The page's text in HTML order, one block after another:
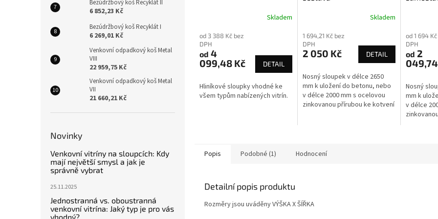
Bezúdržbový koš Recyklát II
6 852,23 Kč
Bezúdržbový koš Recyklát I
6 269,01 Kč
Venkovní odpadkový koš Metal
VIII
22 959,75 Kč
Venkovní odpadkový koš Metal
VII
21 660,21 Kč
Novinky
Venkovní vitríny na sloupcích: Kdy
mají největší smysl a jak je
správně vybrat
25.11.2025
Jednostranná vs. oboustranná
venkovní vitrína: Jaký typ je pro vás
vhodný?
Skladem
od 3 388 Kč bez
DPH
od 4
099,48 Kč
DETAIL
Hliníkové sloupky vhodné ke
všem typům nabízených vitrín.
Skladem
1 694,21 Kč bez
DPH
2 050 Kč DETAIL
Nosný sloupek v délce 2650
mm k uložení do betonu, nebo
v délce 2000 mm s ocelovou
zinkovanou přírubou ke kotvení
od 1 694
DPH
od 2
Nosný
mm k
v délce
Popis
Podobné (1) Hodnocení
Detailní popis produktu
Rozměry jsou uváděny VÝŠKA X ŠÍŘKA